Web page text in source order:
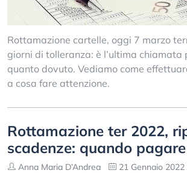
Rottamazione cartelle, oggi 7 marzo
giorni di tolleranza: è l’ultima chiamata
quanto dovuto. Vediamo come
a cosa fare attenzione.
Rottamazione ter 2022,
scadenze: quando
Anna Maria D’Andrea 21 Gennaio